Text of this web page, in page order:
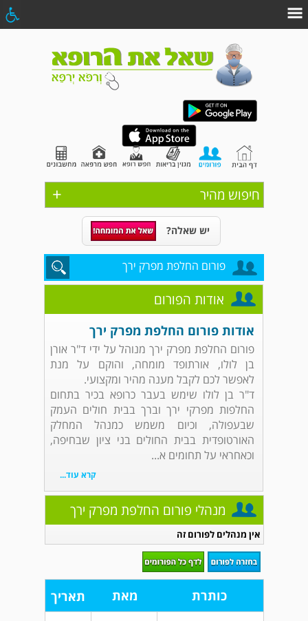
+ חיפוש מהיר
יש שאלה?
פורום החלפת מפרק ירך
אודות הפורום
אודות פורום החלפת מפרק ירך
פורום החלפת מפרק ירך מנוהל על ידי ד"ר אורן
בן לולו, אורתופד מומחה, והוקם על מנת
לאפשר לכם לקבל מענה מהיר ומקצועי.
ד"ר בן לולו שימש בעבר כרופא בכיר בתחום
החלפות מפרקי ירך וברך בבית חולים העמק
שבעפולה, וכיום משמש כמנהל המחלק
האורטופדית בבית החולים בני ציון שבחיפה,
וכאחראי על תחומים א...
קרא עוד...
מנהלי פורום החלפת מפרק ירך
אין מנהלים לפורום זה
כותרת מאת תאריך